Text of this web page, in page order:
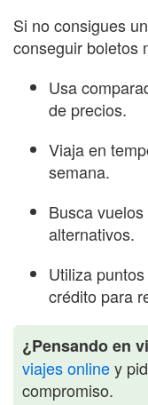
Si no consigues
conseguir boletos
Usa
de precios.
Viaja en
semana.
Busca
alternativos.
Utiliza
crédito para
¿Pensando en
viajes onliney
compromiso.